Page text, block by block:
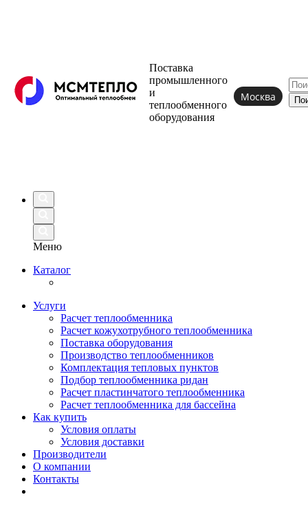
Поставка
промышленного
и
теплообменного
оборудования
Москва
Меню
Каталог
Услуги
Расчет теплообменника
Расчет кожухотрубного теплообменника
Поставка оборудования
Производство теплообменников
Комплектация тепловых пунктов
Подбор теплообменника ридан
Расчет пластинчатого теплообменника
Расчет теплообменника для бассейна
Как купить
Условия оплаты
Условия доставки
Производители
О компании
Контакты